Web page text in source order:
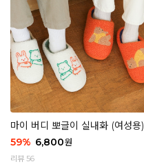
마이 버디 뽀글이 실내화 (여성용)
59% 6,800원
리뷰 56